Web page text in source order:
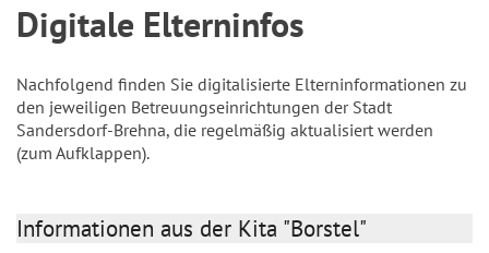
Digitale Elterninfos
Nachfolgend finden Sie digitalisierte Elterninformationen zu
den jeweiligen Betreuungseinrichtungen der Stadt
Sandersdorf-Brehna, die regelmäßig aktualisiert werden
(zum Aufklappen).
Informationen aus der Kita "Borstel"